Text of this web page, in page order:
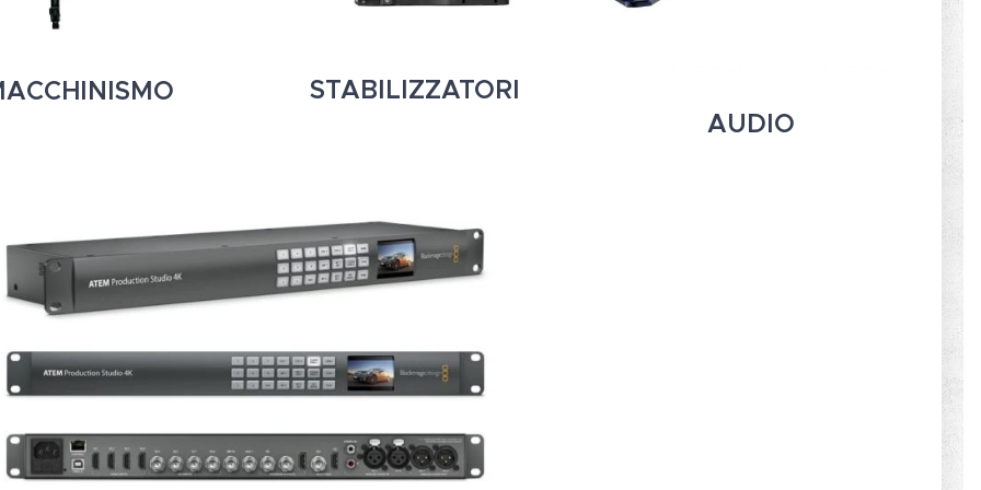
STABILIZZATORI
AUDIO